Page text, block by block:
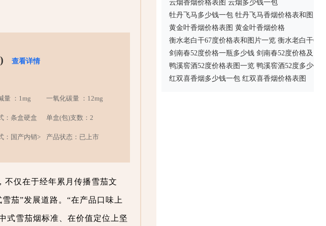
查看详情
量 ：1mg 一氧化碳量 ：12mg
：条盒硬盒 单盒(包)支数：2
：国产内销> 产品状态：已上市
不仅在于经年累月传播雪茄文
茄”发展道路。“在产品口味上
式雪茄烟标准、在价值定位上坚
云烟香烟价格表图 云烟多少钱一包
牡丹飞马多少钱一包 牡丹飞马香烟价格表和图片
黄金叶香烟价格表图 黄金叶香烟价格
衡水老白干67度价格表和图片一览 衡水老白干67
剑南春52度价格一瓶多少钱 剑南春52度价格及图
鸭溪窖酒52度价格表图一览 鸭溪窖酒52度多少钱
红双喜香烟多少钱一包 红双喜香烟价格表图